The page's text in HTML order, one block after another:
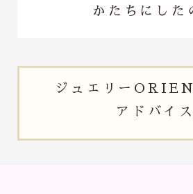
かたちにした
ジュエリー
アドバイス